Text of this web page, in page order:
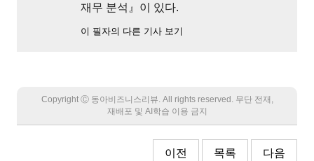
재무 분석』이 있다.
이 필자의 다른 기사 보기
Copyright Ⓒ 동아비즈니스리뷰. All rights reserved. 무단 전재,
재배포 및 AI학습 이용 금지
이전 목록 다음